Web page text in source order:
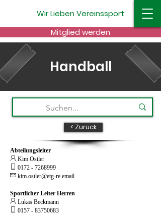
WirLiebenVereinssport
Mitglied werden
Handball
< Zurück
Abteilungsleiter
 Kim Ostler
0172 - 7268999
 kim.ostler@etg-re.email
Sportlicher Leiter Herren
 Lukas Beckmann
0157 - 83750683